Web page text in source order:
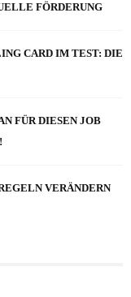
FÖRDERUNG
CARD IM TEST: DIE
FÜR DIESEN JOB
VERÄNDERN